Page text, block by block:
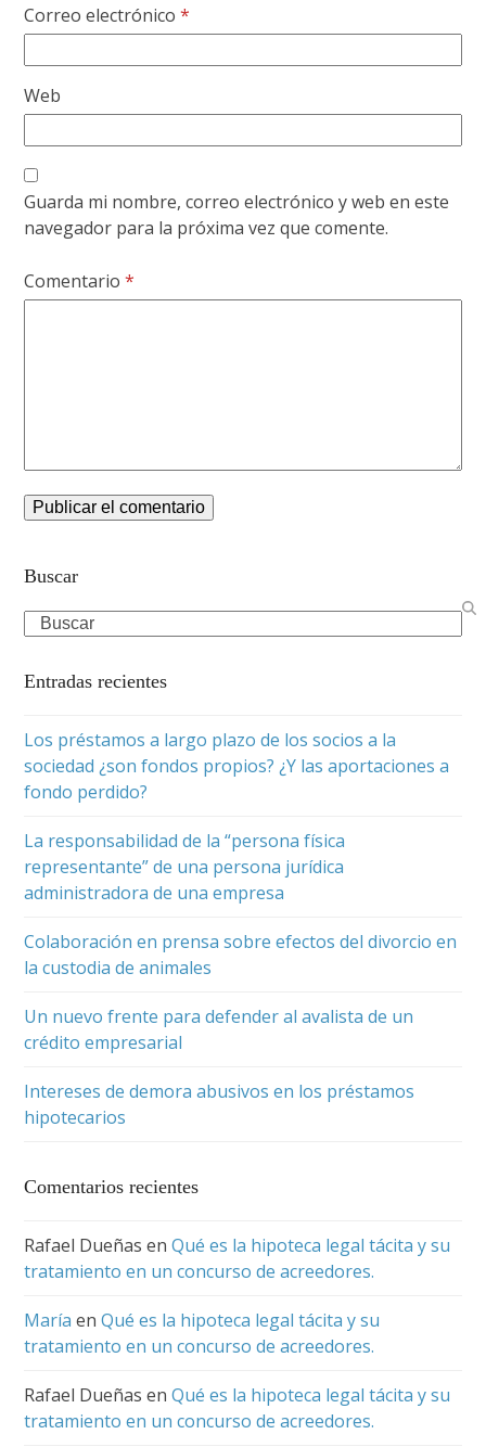
Correo electrónico*
Web
Guarda mi nombre, correo electrónico y web en este
navegador para la próxima vez que comente.
Comentario*
Buscar
Search
Entradas recientes
Los préstamos a largo plazo de los socios a la
sociedad ¿son fondos propios? ¿Y las aportaciones a
fondo perdido?
La responsabilidad de la “persona física
representante” de una persona jurídica
administradora de una empresa
Colaboración en prensa sobre efectos del divorcio en
la custodia de animales
Un nuevo frente para defender al avalista de un
crédito empresarial
Intereses de demora abusivos en los préstamos
hipotecarios
Comentarios recientes
Rafael Dueñas enQué es la hipoteca legal tácita y su
tratamiento en un concurso de acreedores.
María enQué es la hipoteca legal tácita y su
tratamiento en un concurso de acreedores.
Rafael Dueñas enQué es la hipoteca legal tácita y su
tratamiento en un concurso de acreedores.